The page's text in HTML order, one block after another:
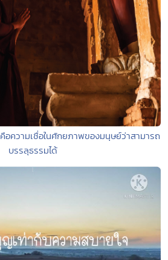
ความเชื่อในศักยภาพของมนุษย์ว่าสามารถ
บรรลุธรรมได้